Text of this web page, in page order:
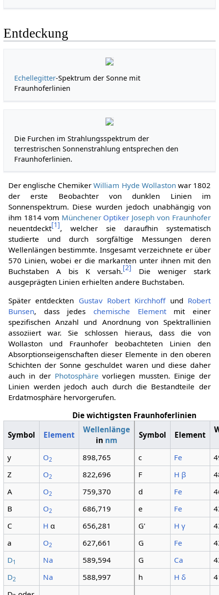
Entdeckung
Echellegitter-Spektrum der Sonne mit
Fraunhoferlinien
Die Furchen im Strahlungsspektrum der
terrestrischen Sonnenstrahlung entsprechen den
Fraunhoferlinien.
Der englische ChemikerWilliam Hyde Wollastonwar 1802
der erste Beobachter von dunklen Linien im
Sonnenspektrum. Diese wurden jedoch unabhängig von
ihm 1814 vom Münchener Optiker Joseph von Fraunhofer
neuentdeckt[1], welcher sie daraufhin systematisch
studierte und durch sorgfältige Messungen deren
Wellenlängen bestimmte. Insgesamt verzeichnete er über
570 Linien, wobei er die markanten unter ihnen mit den
Buchstaben A bis K versah.[2] Die weniger stark
ausgeprägten Linien erhielten andere Buchstaben.
Später entdeckten Gustav Robert Kirchhoffund Robert
Bunsen, dass jedes chemische Elementmit einer
spezifischen Anzahl und Anordnung von Spektrallinien
assoziiert war. Sie schlossen hieraus, dass die von
Wollaston und Fraunhofer beobachteten Linien den
Absorptionseigenschaften dieser Elemente in den oberen
Schichten der Sonne geschuldet waren und diese daher
auch in der Photosphäre vorliegen mussten. Einige der
Linien werden jedoch auch durch die Bestandteile der
Erdatmosphäre hervorgerufen.
Die wichtigsten Fraunhoferlinien
Symbol
Element
Wellenlänge
in nm
Symbol Element
y O2 898,765 c Fe
Z
O2 822,696 F H β
A
O2 759,370 d Fe
B
O2 686,719 e Fe
C
H α 656,281 G' H γ
a
O2 627,661 G Fe
D1 Na 589,594 G Ca
D2 Na 588,997 h H δ